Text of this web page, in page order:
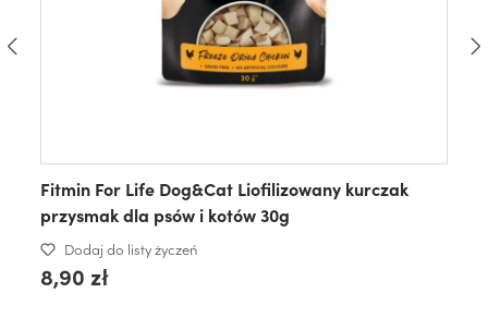
Fitmin For Life Dog&Cat Liofilizowany kurczak
przysmak dla psów i kotów 30g
Dodaj do listy życzeń
8,90 zł